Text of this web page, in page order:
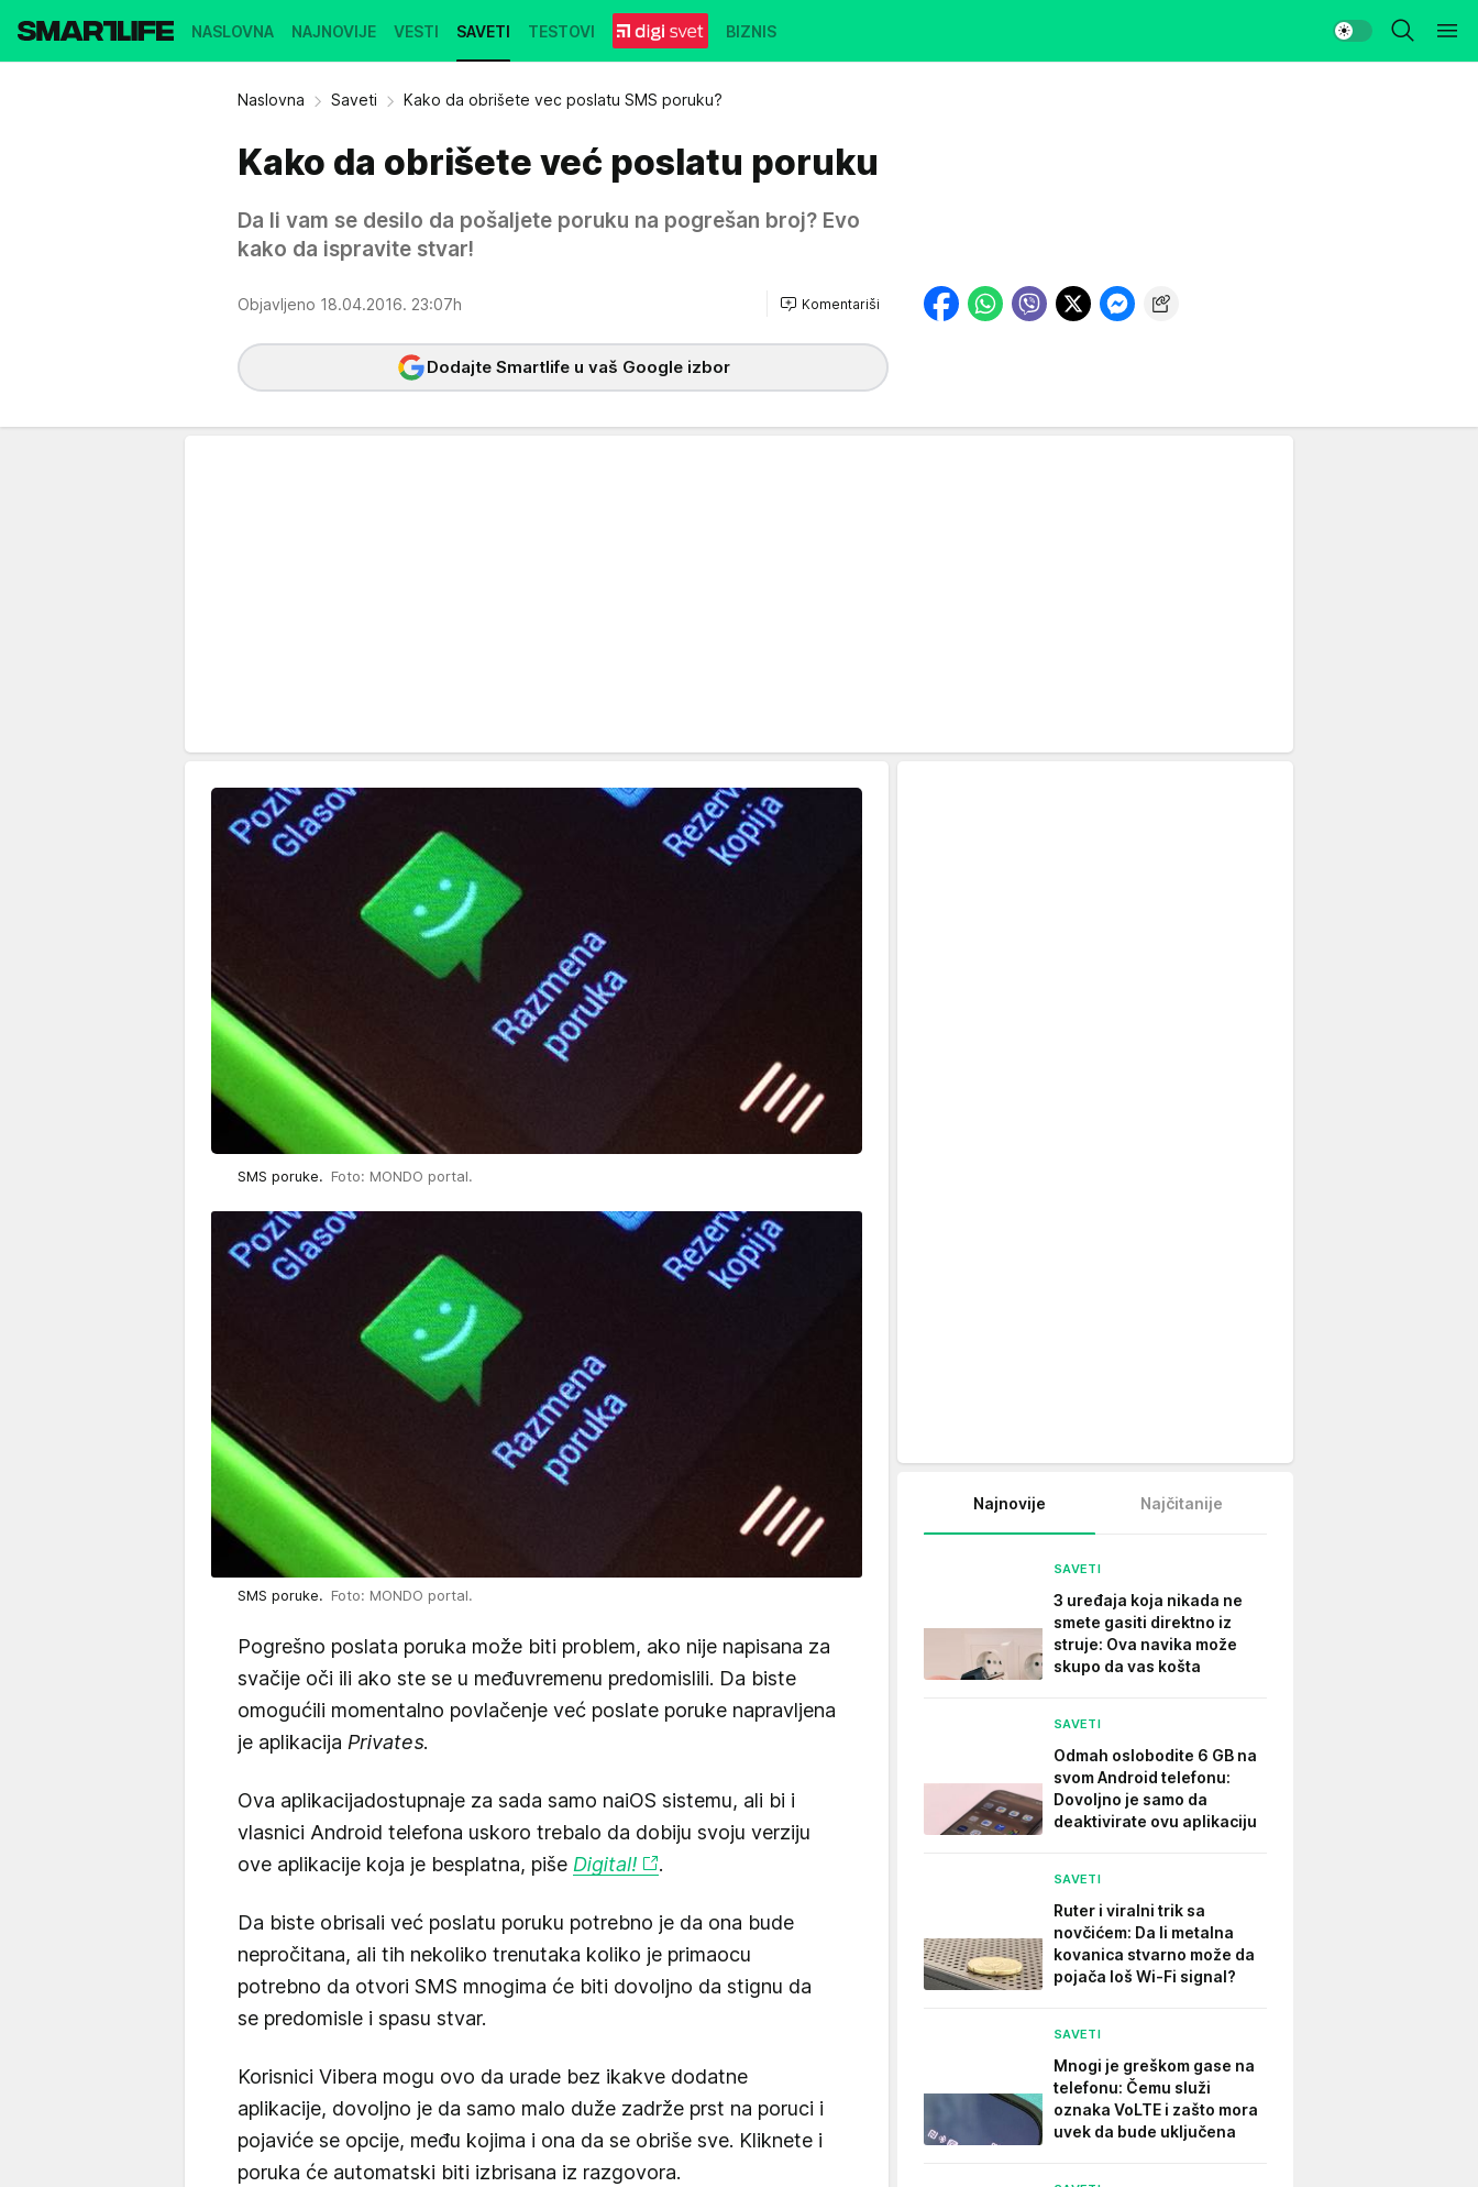
NASLOVNA NAJNOVIJE VESTI SAVETI TESTOVI BIZNIS
Naslovna Saveti Kako da obrišete vec poslatu SMS poruku?
Kako da obrišete već poslatu poruku
Da li vam se desilo da pošaljete poruku na pogrešan broj? Evo
kako da ispravite stvar!
Objavljeno 18.04.2016. 23:07h Komentariši
Dodajte Smartlife u vaš Google izbor
SMS poruke. Foto: MONDO portal.
SMS poruke. Foto: MONDO portal.
Pogrešno poslata poruka može biti problem, ako nije napisana za
svačije oči ili ako ste se u međuvremenu predomislili. Da biste
omogućili momentalno povlačenje već poslate poruke napravljena
je aplikacija Privates.
Ova aplikacijadostupnaje za sada samo naiOS sistemu, ali bi i
vlasnici Android telefona uskoro trebalo da dobiju svoju verziju
ove aplikacije koja je besplatna, piše Digital! .
Da biste obrisali već poslatu poruku potrebno je da ona bude
nepročitana, ali tih nekoliko trenutaka koliko je primaocu
potrebno da otvori SMS mnogima će biti dovoljno da stignu da
se predomisle i spasu stvar.
Korisnici Vibera mogu ovo da urade bez ikakve dodatne
aplikacije, dovoljno je da samo malo duže zadrže prst na poruci i
pojaviće se opcije, među kojima i ona da se obriše sve. Kliknete i
poruka će automatski biti izbrisana iz razgovora.
Najnovije Najčitanije
SAVETI
3 uređaja koja nikada ne
smete gasiti direktno iz
struje: Ova navika može
skupo da vas košta
SAVETI
Odmah oslobodite 6 GB na
svom Android telefonu:
Dovoljno je samo da
deaktivirate ovu aplikaciju
SAVETI
Ruter i viralni trik sa
novčićem: Da li metalna
kovanica stvarno može da
pojača loš Wi-Fi signal?
SAVETI
Mnogi je greškom gase na
telefonu: Čemu služi
oznaka VoLTE i zašto mora
uvek da bude uključena